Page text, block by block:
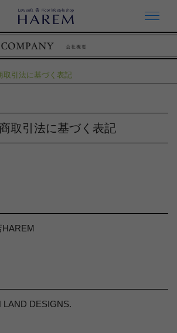
取引法に基づく表記
取引法に基づく表記
HAREM
LAND DESIGNS.